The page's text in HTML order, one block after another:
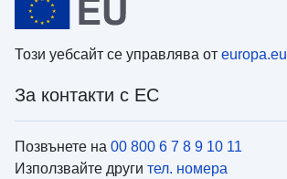
Този уебсайт се управлява от europa.eu
За контакти с ЕС
Позвънете на 00 800 6 7 8 9 10 11
Използвайте други тел. номера